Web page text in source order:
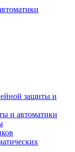
защиты и
и автоматики